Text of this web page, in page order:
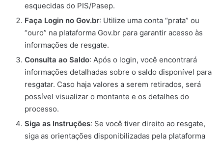
esquecidas do PIS/Pasep.
Faça Login no Gov.br: Utilize uma conta “prata” ou
“ouro” na plataforma Gov.br para garantir acesso às
informações de resgate.
Consulta ao Saldo: Após o login, você encontrará
informações detalhadas sobre o saldo disponível para
resgatar. Caso haja valores a serem retirados, será
possível visualizar o montante e os detalhes do
processo.
Siga as Instruções: Se você tiver direito ao resgate,
siga as orientações disponibilizadas pela plataforma